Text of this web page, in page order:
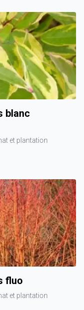
blanc
et plantation
fluo
et plantation